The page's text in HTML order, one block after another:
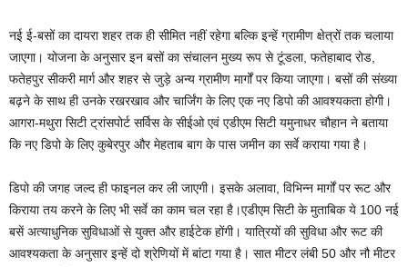
नई ई-बसों का दायरा शहर तक ही सीमित नहीं रहेगा बल्कि इन्हें ग्रामीण क्षेत्रों तक चलाया
जाएगा। योजना के अनुसार इन बसों का संचालन मुख्य रूप से टूंडला, फतेहाबाद रोड,
फतेहपुर सीकरी मार्ग और शहर से जुड़े अन्य ग्रामीण मार्गों पर किया जाएगा। बसों की संख्या
बढ़ने के साथ ही उनके रखरखाव और चार्जिंग के लिए एक नए डिपो की आवश्यकता होगी।
आगरा-मथुरा सिटी ट्रांसपोर्ट सर्विस के सीईओ एवं एडीएम सिटी यमुनाधर चौहान ने बताया
कि नए डिपो के लिए कुबेरपुर और मेहताब बाग के पास जमीन का सर्वे कराया गया है।
डिपो की जगह जल्द ही फाइनल कर ली जाएगी। इसके अलावा, विभिन्न मार्गों पर रूट और
किराया तय करने के लिए भी सर्वे का काम चल रहा है।एडीएम सिटी के मुताबिक ये 100 नई
बसें अत्याधुनिक सुविधाओं से युक्त और हाईटेक होंगी। यात्रियों की सुविधा और रूट की
आवश्यकता के अनुसार इन्हें दो श्रेणियों में बांटा गया है। सात मीटर लंबी 50 और नौ मीटर